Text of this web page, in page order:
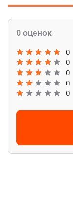
0 оценок
0
0
0
0
0